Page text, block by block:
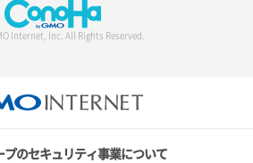
Internet, Inc. All Rights Reserved.
のセキュリティ事業について